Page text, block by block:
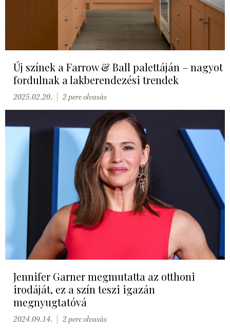
Új színek a Farrow & Ball palettáján – nagyot
fordulnak a lakberendezési trendek
2025.02.20. 2 perc olvasás
Jennifer Garner megmutatta az otthoni
irodáját, ez a szín teszi igazán
megnyugtatóvá
2024.09.14. 2 perc olvasás